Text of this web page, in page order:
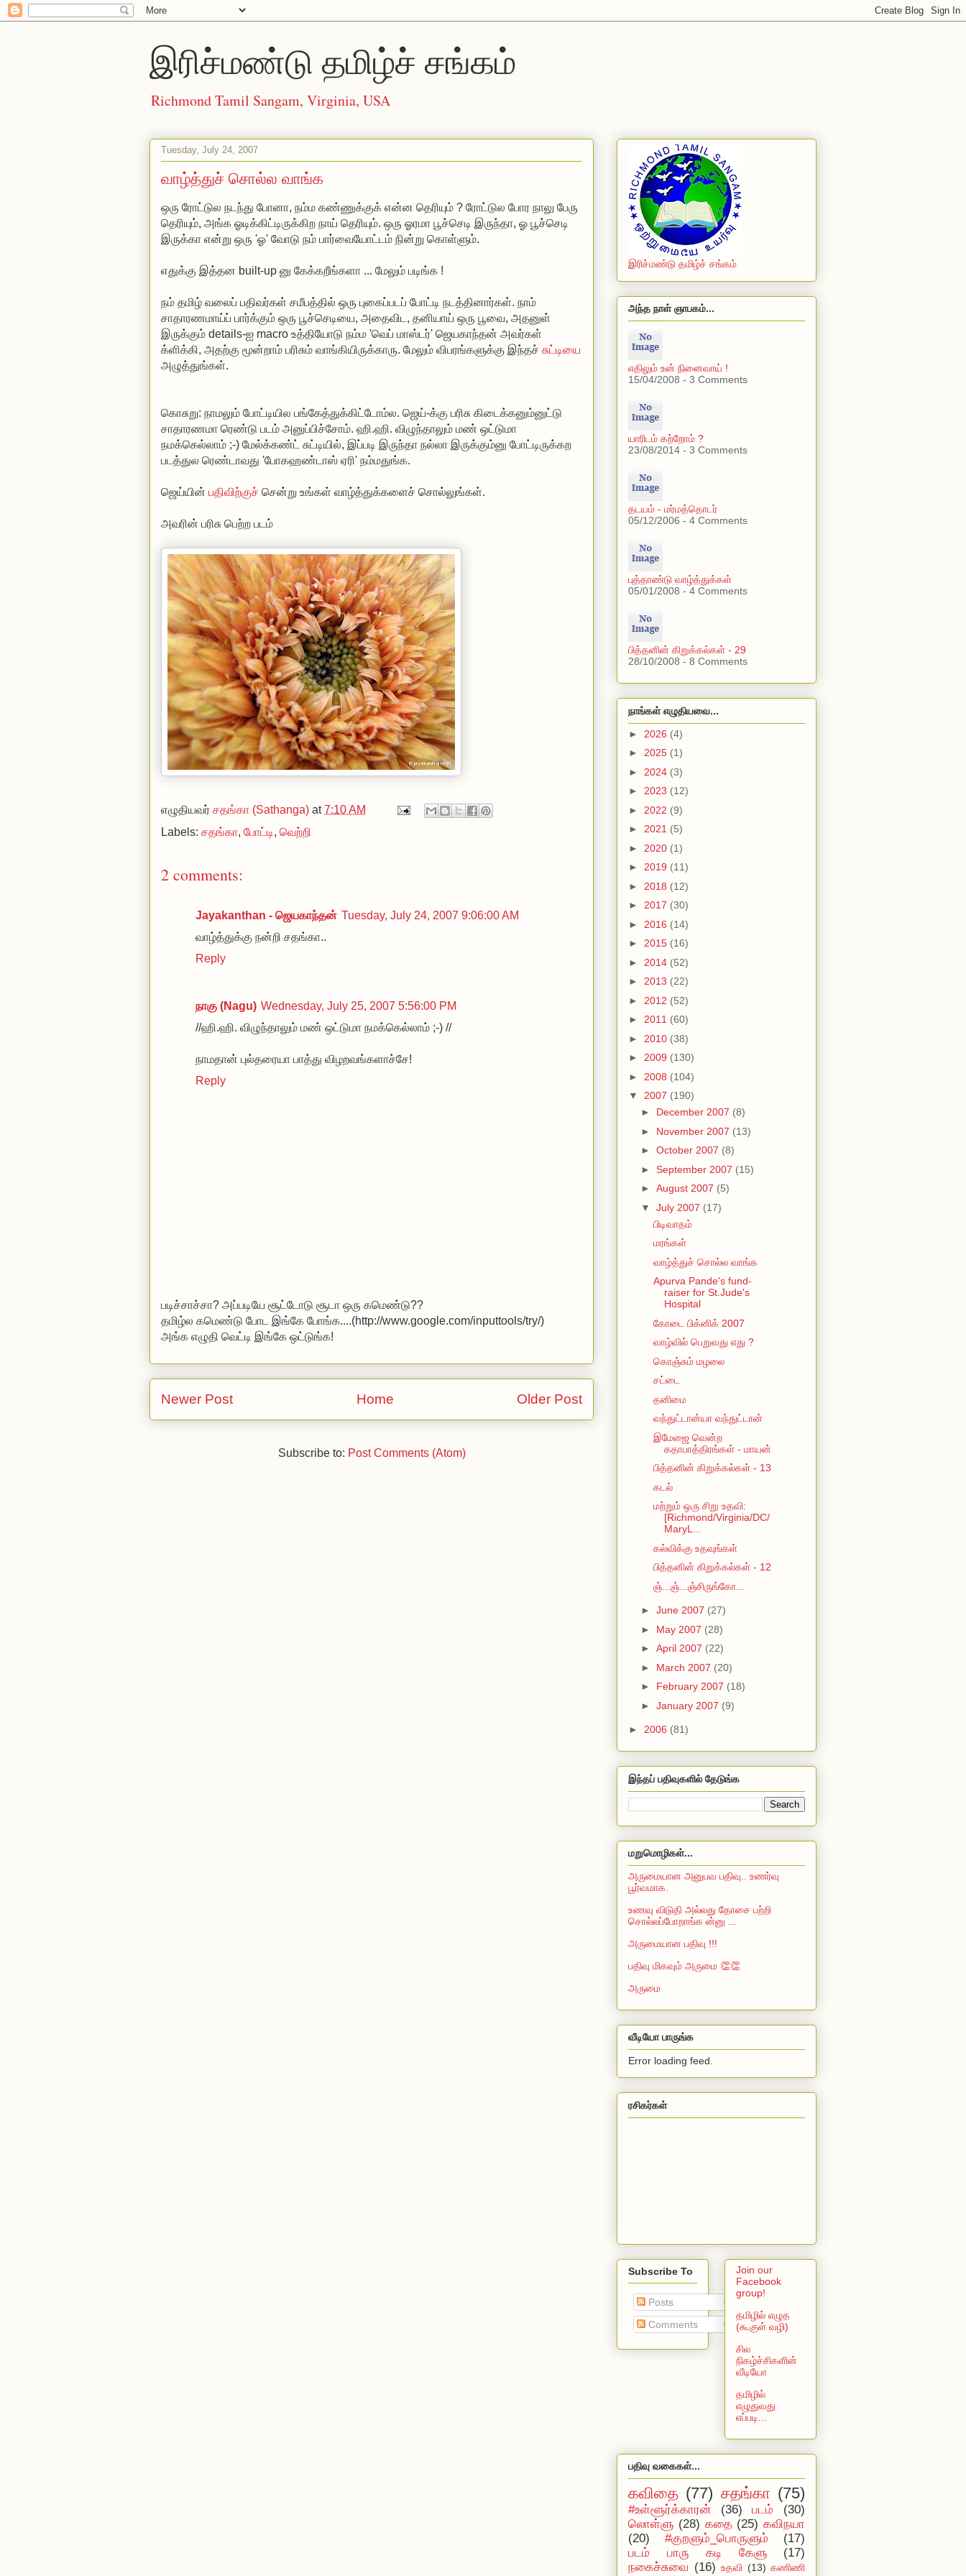
இரிச்மண்டு தமிழ்ச் சங்கம்
Richmond Tamil Sangam, Virginia, USA
Tuesday, July 24, 2007
வாழ்த்துச் சொல்ல வாங்க
ஒரு ரோட்டுல நடந்து போனா, நம்ம கண்ணுக்குக் என்ன தெரியும் ? ரோட்டுல போர நாலு பேரு
தெரியும், அங்க ஓடிக்கிட்டிருக்கிற நாய் தெரியும். ஒரு ஓரமா பூச்செடி இருந்தா, ஓ பூச்செடி
இருக்கா என்று ஒரு 'ஓ' வோடு நம் பார்வையோட்டம் நின்று கொள்ளும்.
எதுக்கு இத்தன built-up னு கேக்கறீங்களா ... மேலும் படிங்க !
நம் தமிழ் வலைப் பதிவர்கள் சமீபத்தில் ஒரு புகைப்படப் போட்டி நடத்தினார்கள். நாம்
சாதாரணமாய்ப் பார்க்கும் ஒரு பூச்செடியை, அதைவிட, தனியாய் ஒரு பூவை, அதனுள்
இருக்கும் details-ஐ macro உத்தியோடு நம்ம 'வெப் மாஸ்டர்' ஜெயகாந்தன் அவர்கள்
க்ளிக்கி, அதற்கு மூன்றாம் பரிசும் வாங்கியிருக்காரு. மேலும் விபரங்களுக்கு இந்தச் சுட்டியை
அழுத்துங்கள்.
கொசுறு: நாமலும் போட்டியில பங்கேத்துக்கிட்டோம்ல. ஜெய்-க்கு பரிசு கிடைக்கனும்னுட்டு
சாதாரணமா ரெண்டு படம் அனுப்பிச்சோம். ஹி.ஹி. விழுந்தாலும் மண் ஒட்டுமா
நமக்கெல்லாம் ;-) மேல்க்கண்ட் சுட்டியில், இப்படி இருந்தா நல்லா இருக்கும்னு போட்டிருக்கற
படத்துல ரெண்டாவது 'போகஹண்டாஸ் ஏரி' நம்மதுங்க.
ஜெய்யின் பதிவிற்குச் சென்று உங்கள் வாழ்த்துக்களைச் சொல்லுங்கள்.
அவரின் பரிசு பெற்ற படம்
எழுதியவர் சதங்கா (Sathanga) at7:10 AM
Labels: சதங்கா, போட்டி, வெற்றி
2 comments:
Jayakanthan - ஜெயகாந்தன் Tuesday, July 24, 2007 9:06:00 AM
வாழ்த்துக்கு நன்றி சதங்கா..
Reply
நாகு (Nagu) Wednesday, July 25, 2007 5:56:00 PM
//ஹி.ஹி. விழுந்தாலும் மண் ஒட்டுமா நமக்கெல்லாம் ;-) //
நாமதான் புல்தரையா பாத்து விழறவங்களாச்சே!
Reply
படிச்சாச்சா? அப்படியே சூட்டோடு சூடா ஒரு கமெண்டு??
தமிழ்ல கமெண்டு போட இங்கே போங்க....(http://www.google.com/inputtools/try/)
அங்க எழுதி வெட்டி இங்கே ஒட்டுங்க!
Newer Post Older Post
Home
Subscribe to: Post Comments (Atom)
இரிச்மண்டு தமிழ்ச் சங்கம்
அந்த நாள் ஞாபகம்...
எதிலும் உன் நினைவாய் !
15/04/2008 - 3 Comments
யாரிடம் கற்றோம் ?
23/08/2014 - 3 Comments
தடயம் - மர்மத்தொடர்
05/12/2006 - 4 Comments
புத்தாண்டு வாழ்த்துக்கள்
05/01/2008 - 4 Comments
பித்தனின் கிறுக்கல்கள் - 29
28/10/2008 - 8 Comments
நாங்கள் எழுதியவை...
► 2026 (4)
► 2025 (1)
► 2024 (3)
► 2023 (12)
► 2022 (9)
► 2021 (5)
► 2020 (1)
► 2019 (11)
► 2018 (12)
► 2017 (30)
► 2016 (14)
► 2015 (16)
► 2014 (52)
► 2013 (22)
► 2012 (52)
► 2011 (60)
► 2010 (38)
► 2009 (130)
► 2008 (104)
▼ 2007 (190)
► December 2007 (8)
► November 2007 (13)
► October 2007 (8)
► September 2007 (15)
► August 2007 (5)
▼ July 2007 (17)
பிடிவாதம்
மரங்கள்
வாழ்த்துச் சொல்ல வாங்க
Apurva Pande's fund-
raiser for St.Jude's
Hospital
கோடை பிக்னிக் 2007
வாழ்வில் பெறுவது எது ?
கொஞ்சும் மழலை
சட்டை
தனிமை
வந்துட்டான்யா வந்துட்டான்
இமேஜை வென்ற
கதாபாத்திரங்கள் - மாயன்
பித்தனின் கிறுக்கல்கள் - 13
கடல்
மற்றும் ஒரு சிறு உதவி:
[Richmond/Virginia/DC/
MaryL...
கல்விக்கு உதவுங்கள்
பித்தனின் கிறுக்கல்கள் - 12
ஞ்...ஞ்...ஞ்சிருங்கோ...
► June 2007 (27)
► May 2007 (28)
► April 2007 (22)
► March 2007 (20)
► February 2007 (18)
► January 2007 (9)
► 2006 (81)
இந்தப் பதிவுகளில் தேடுங்க
மறுமொழிகள்...
அருமையான அனுபவ பதிவு.. உணர்வு
பூர்வமாக.
உணவு விடுதி அல்லது தோசை பற்றி
சொல்லப்போறாங்க ன்னு ...
அருமையான பதிவு !!!
பதிவு மிகவும் அருமை 👏👏
அருமை
வீடியோ பாருங்க
Error loading feed.
ரசிகர்கள்
Subscribe To
Posts
Comments
Join our
Facebook
group!
தமிழில் எழுத
(கூகுள் வழி)
சில
நிகழ்ச்சிகளின்
வீடியோ
தமிழில்
எழுதுவது
எப்படி...
பதிவு வகைகள்...
கவிதை (77) சதங்கா (75)
#உள்ளூர்க்காரன் (36) படம்
(30)
லொள்ளு (28) கதை (25) கவிநயா
(20)
#குறளும்_பொருளும்
(17)
படம் பாரு கடி கேளு
(17)
நகைச்சுவை (16) உதவி (13) கணிணி